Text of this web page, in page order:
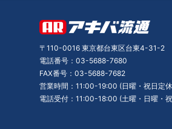
〒110-0016 東京都台東区台東4-31-2
電話番号：03-5688-7680
FAX番号：03-5688-7682
営業時間：11:00-19:00 (日曜・祝日定
電話受付：11:00-18:00 (土曜・日曜・